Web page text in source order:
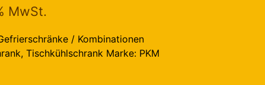
MwSt.
/ Kombinationen
, Tischkühlschrank Marke: PKM